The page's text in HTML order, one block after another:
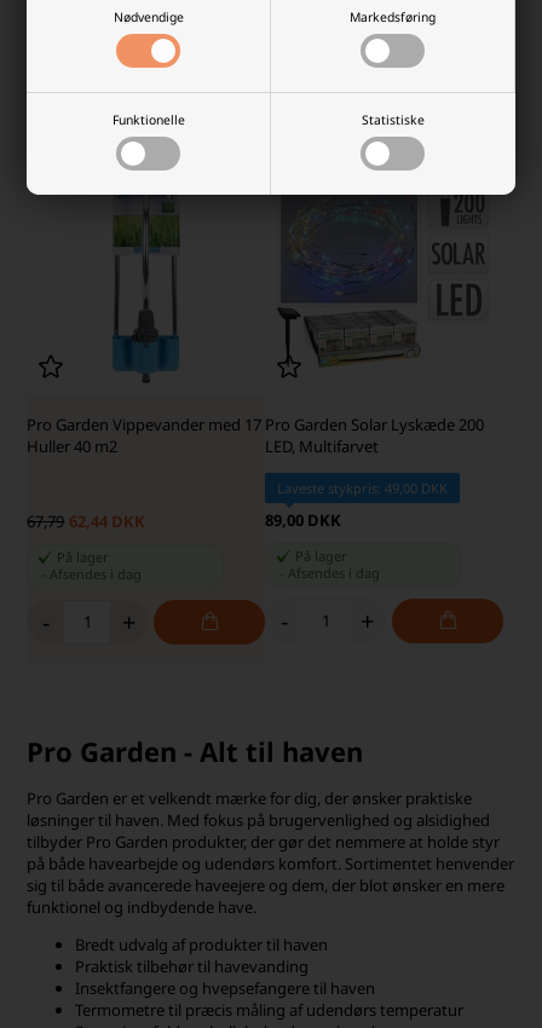
Nødvendige Markedsføring
Funktionelle Statistiske
i dag
+
i dag
+
Pro Garden Vippevander med 17
Huller 40 m2
67,79 62,44 DKK
På lager
Afsendes i dag
- +
Pro Garden Solar Lyskæde 200
LED, Multifarvet
Laveste stykpris: 49,00 DKK
89,00 DKK
På lager
Afsendes i dag
- +
Pro Garden - Alt til haven
Pro Garden er et velkendt mærke for dig, der ønsker praktiske
løsninger til haven. Med fokus på brugervenlighed og alsidighed
tilbyder Pro Garden produkter, der gør det nemmere at holde styr
på både havearbejde og udendørs komfort. Sortimentet henvender
sig til både avancerede haveejere og dem, der blot ønsker en mere
funktionel og indbydende have.
Bredt udvalg af produkter til haven
Praktisk tilbehør til havevanding
Insektfangere og hvepsefangere til haven
Termometre til præcis måling af udendørs temperatur